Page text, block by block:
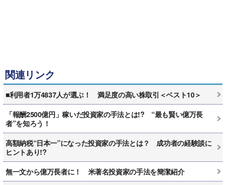
関連リンク
■利用者1万4837人が選ぶ！ 満足度の高い株取引＜ベスト10＞
「報酬2500億円」稼いだ投資家の手法とは!? “最も賢い億万長
者”を知ろう！
高額納税“日本一”になった投資家の手法とは？ 成功者の経験談に
ヒントあり!?
無一文から億万長者に！ 米著名投資家の手法を簡潔紹介